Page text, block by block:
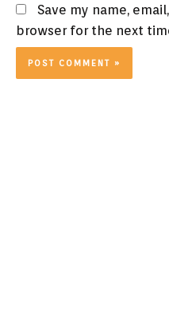
Save my name,
browser for the next